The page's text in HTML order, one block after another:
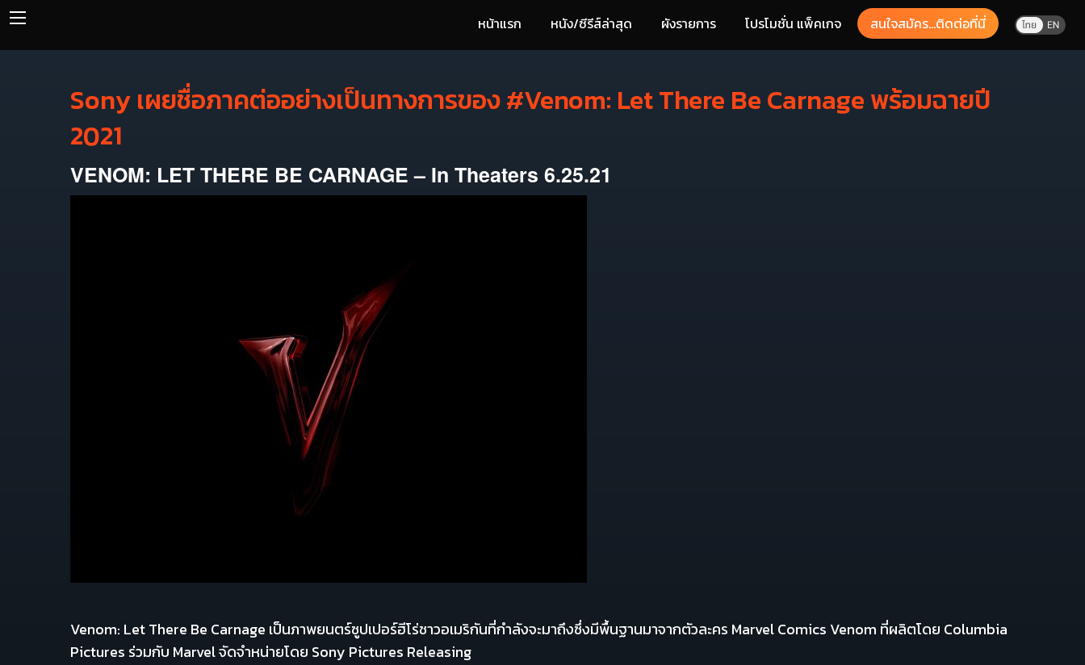
หน้าแรก หนัง/ซีรีส์ล่าสุด ผังรายการ โปรโมชั่น แพ็คเกจ สนใจสมัคร...ติดต่อที่นี่
Sony เผยชื่อภาคต่ออย่างเป็นทางการของ #Venom: Let There Be Carnage พร้อมฉายปี
2021
VENOM: LET THERE BE CARNAGE – In Theaters 6.25.21
Venom: Let There Be Carnage เป็นภาพยนตร์ซูปเปอร์ฮีโร่ชาวอเมริกันที่กำลังจะมาถึงซึ่งมีพื้นฐานมาจากตัวละคร Marvel Comics Venom ที่ผลิตโดย Columbia
Pictures ร่วมกับ Marvel จัดจำหน่ายโดย Sony Pictures Releasing